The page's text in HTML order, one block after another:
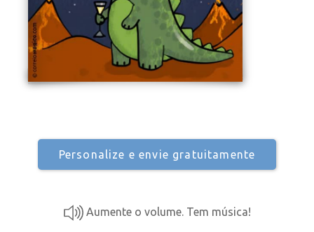
Sua assinatura
Personalize e envie gratuitamente
Aumente o volume. Tem música!